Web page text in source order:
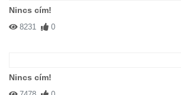
Nincs cím!
8231 0
Nincs cím!